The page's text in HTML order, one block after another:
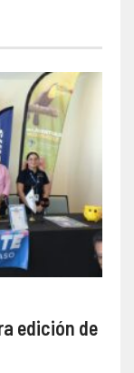
edición de